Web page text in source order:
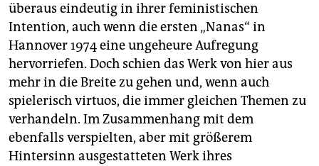
überaus eindeutig in ihrer feministischen
Intention, auch wenn die ersten „Nanas“ in
Hannover 1974 eine ungeheure Aufregung
hervorriefen. Doch schien das Werk von hier aus
mehr in die Breite zu gehen und, wenn auch
spielerisch virtuos, die immer gleichen Themen zu
verhandeln. Im Zusammenhang mit dem
ebenfalls verspielten, aber mit größerem
Hintersinn ausgestatteten Werk ihres